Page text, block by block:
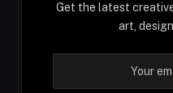
Get the latest
art,